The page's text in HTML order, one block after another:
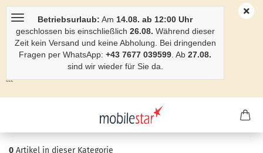
Betriebsurlaub: Am 14.08. ab 12:00 Uhr
geschlossen bis einschließlich 26.08. Während dieser
Zeit kein Versand und keine Abholung. Bei dringenden
Fragen per WhatsApp: +43 7677 039599 . Ab 27.08.
sind wir wieder für Sie da.
```
0 Artikel in dieser Kategorie